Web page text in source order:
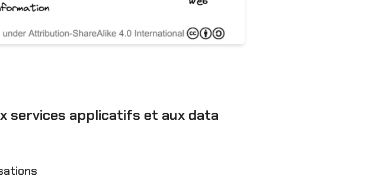
services applicatifs et aux data